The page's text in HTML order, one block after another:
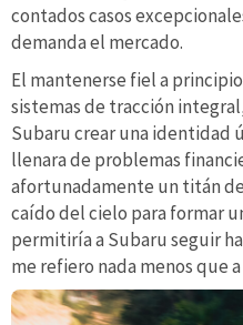
contados casos
demanda el mercado.
El mantenerse fiel a
sistemas de tracción
Subaru crear una identidad
llenara de problemas
afortunadamente un titán
caído del cielo para formar
permitiría a Subaru seguir
me refiero nada menos que